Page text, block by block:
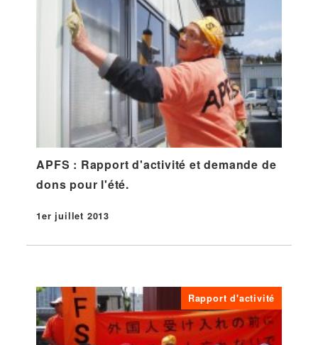
APFS : Rapport d'activité et demande de
dons pour l'été.
Publié
1er juillet 2013
Rapport d'activité